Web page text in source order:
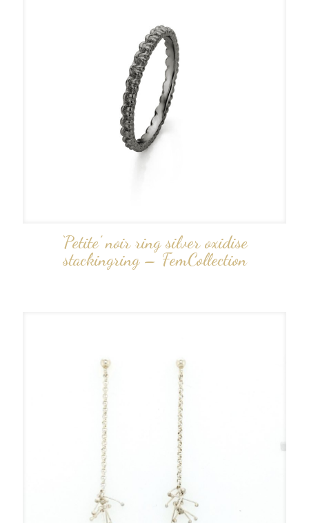
‘Petite’ noir ring silver oxidise
stackingring – FemCollection